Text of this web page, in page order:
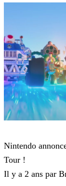
Nintendo
Tour !
Il y a 2 ans par